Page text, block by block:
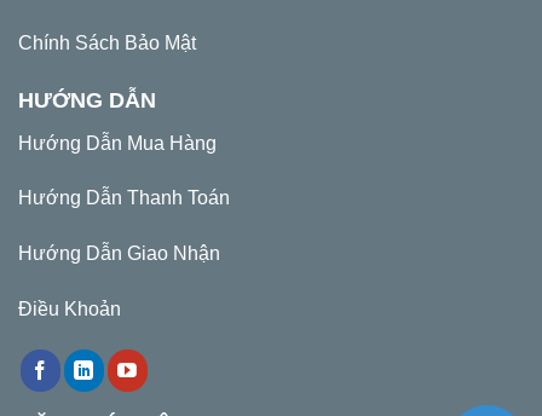
Chính Sách Bảo Mật
HƯỚNG DẪN
Hướng Dẫn Mua Hàng
Hướng Dẫn Thanh Toán
Hướng Dẫn Giao Nhận
Điều Khoản